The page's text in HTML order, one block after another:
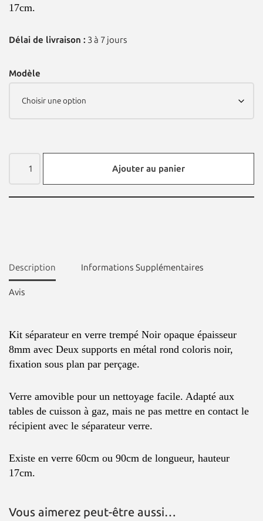
17cm.
Délai de livraison : 3 à 7 jours
Modèle
Ajouter au panier
Description Informations Supplémentaires
Avis
Kit séparateur en verre trempé Noir opaque épaisseur
8mm avec Deux supports en métal rond coloris noir,
fixation sous plan par perçage.
Verre amovible pour un nettoyage facile. Adapté aux
tables de cuisson à gaz, mais ne pas mettre en contact le
récipient avec le séparateur verre.
Existe en verre 60cm ou 90cm de longueur, hauteur
17cm.
Vous aimerez peut-être aussi…